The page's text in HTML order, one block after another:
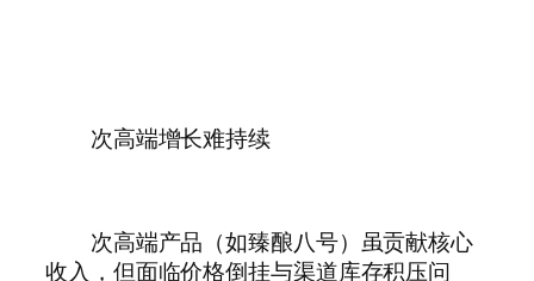
‌次高端增长难持续‌
次高端产品（如臻酿八号）虽贡献核心
收入，但面临价格倒挂与渠道库存积压问